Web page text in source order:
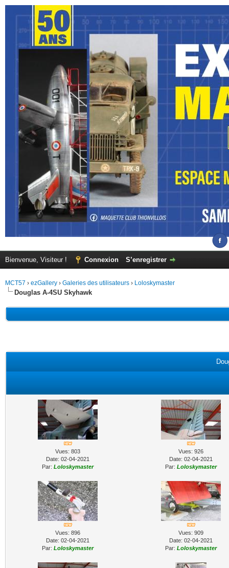
Bienvenue, Visiteur ! Connexion S’enregistrer
MCT57 › ezGallery › Galeries des utilisateurs › Loloskymaster
Douglas A-4SU Skyhawk
Vues: 803
Date: 02-04-2021
Par: Loloskymaster
Vues: 926
Date: 02-04-2021
Par: Loloskymaster
Vues: 896
Date: 02-04-2021
Par: Loloskymaster
Vues: 909
Date: 02-04-2021
Par: Loloskymaster